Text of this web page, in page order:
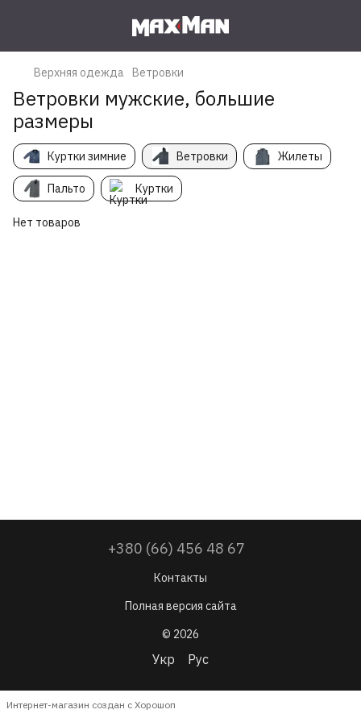
Верхняя одежда Ветровки
Ветровки мужские, большие
размеры
Куртки зимние Ветровки Жилеты
Пальто Куртки
Нет товаров
+380 (66) 456 48 67
Контакты
Полная версия сайта
© 2026
Укр Рус
Интернет-магазин создан с Хорошоп